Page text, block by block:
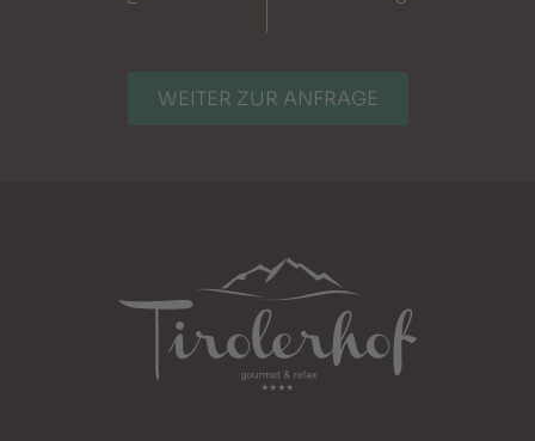
WEITER ZUR ANFRAGE